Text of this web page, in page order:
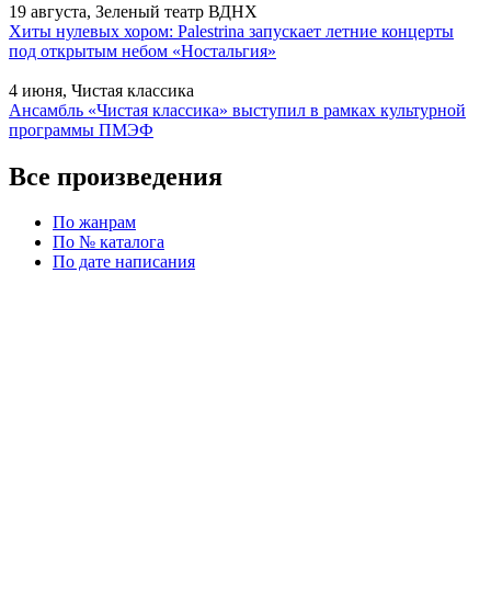
19 августа, Зеленый театр ВДНХ
Хиты нулевых хором: Palestrina запускает летние концерты
под открытым небом «Ностальгия»
4 июня, Чистая классика
Ансамбль «Чистая классика» выступил в рамках культурной
программы ПМЭФ
Все произведения
По жанрам
По № каталога
По дате написания